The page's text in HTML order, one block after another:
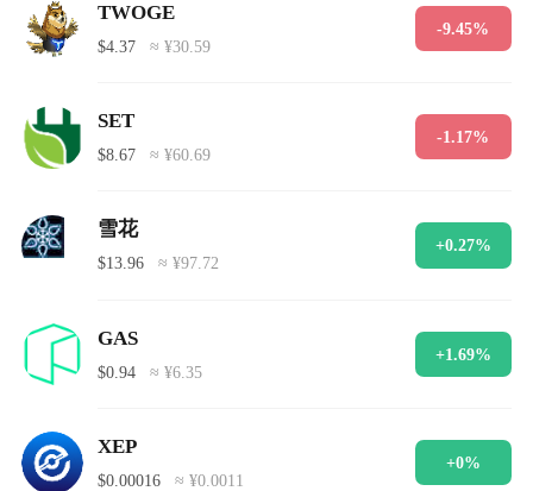
TWOGE
$4.37 ≈ ¥30.59
-9.45%
SET
$8.67 ≈ ¥60.69
-1.17%
雪花
$13.96 ≈ ¥97.72
+0.27%
GAS
$0.94 ≈ ¥6.35
+1.69%
XEP
$0.00016 ≈ ¥0.0011
+0%